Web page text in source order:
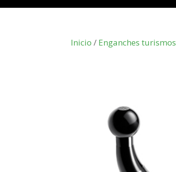
Inicio / Enganches turismos